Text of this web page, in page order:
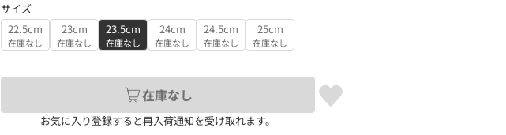
サイズ
22.5cm
在庫なし
23cm
在庫なし
23.5cm
在庫なし
24cm
在庫なし
24.5cm
在庫なし
25cm
在庫なし
在庫なし
お気に入り登録すると再入荷通知を受け取れます。